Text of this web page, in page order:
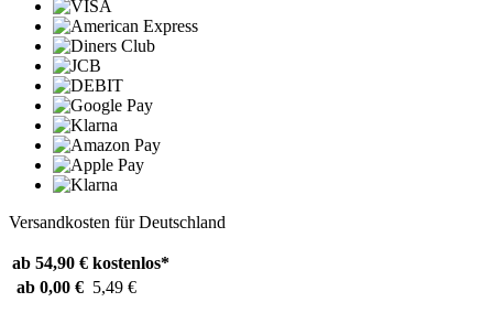
Versandkosten für Deutschland
ab 54,90 € kostenlos*
ab 0,00 € 5,49 €